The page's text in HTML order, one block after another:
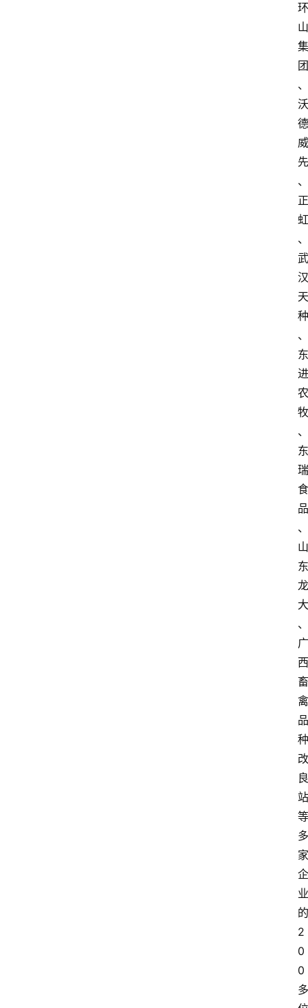
环
山
集
团
、
沃
德
威
先
、
正
虹
、
武
汉
天
种
、
东
进
农
牧
、
东
瑞
食
品
、
山
东
龙
大
、
广
西
畜
禽
品
种
改
良
站
等
多
家
企
业
的
2
0
0
多